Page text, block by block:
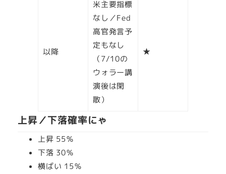
以降
米主要指標
なし／Fed
高官発言予
定もなし
（7/10の
ウォラー講
演後は閑
散）
★
上昇／下落確率にゃ
上昇 55％
下落 30％
横ばい 15％